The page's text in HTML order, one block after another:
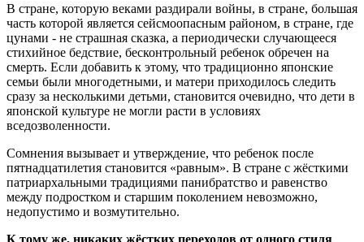
В стране, которую веками раздирали войны, в стране, большая
часть которой является сейсмоопасным районом, в стране, где
цунами - не страшная сказка, а периодически случающееся
стихийное бедствие, бесконтрольный ребенок обречен на
смерть. Если добавить к этому, что традиционно японские
семьи были многодетными, и матери приходилось следить
сразу за несколькими детьми, становится очевидно, что дети в
японской культуре не могли расти в условиях
вседозволенности.
Сомнения вызывает и утверждение, что ребенок после
пятнадцатилетия становится «равным». В стране с жёсткими
патриархальными традициями панибратство и равенство
между подростком и старшим поколением невозможно,
недопустимо и возмутительно.
К тому же, никаких жёстких переходов от одного стиля